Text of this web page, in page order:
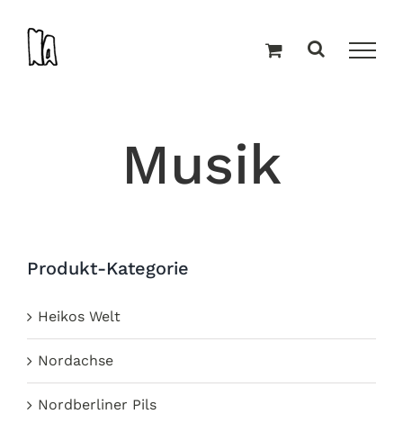
Inhalt
springen
Musik
Produkt-Kategorie
Heikos Welt
Nordachse
Nordberliner Pils